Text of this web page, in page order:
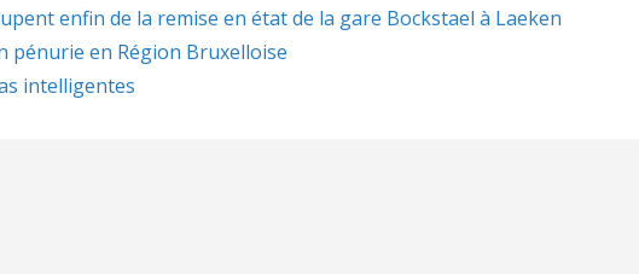
enfin de la remise en état de la gare Bockstael à Laeken
pénurie en Région Bruxelloise
intelligentes